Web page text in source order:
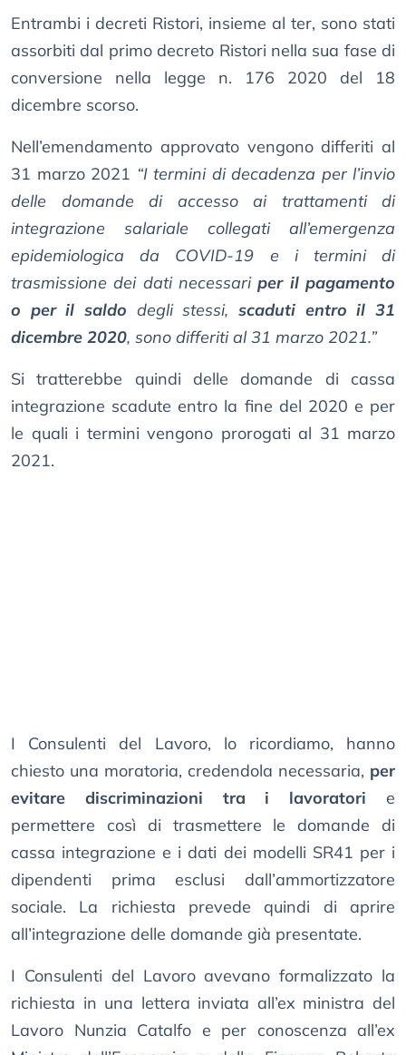
Entrambi i decreti Ristori, insieme al ter, sono stati
assorbiti dal primo decreto Ristori nella sua fase di
conversione nella legge n. 176 2020 del 18
dicembre scorso.
Nell’emendamento approvato vengono differiti al
31 marzo 2021 “I termini di decadenza per l’invio
delle domande di accesso ai trattamenti di
integrazione salariale collegati all’emergenza
epidemiologica da COVID-19 e i termini di
trasmissione dei dati necessariper il pagamento
o per il saldo degli stessi, scaduti entro il 31
dicembre 2020, sono differiti al 31 marzo 2021.”
Si tratterebbe quindi delle domande di cassa
integrazione scadute entro la fine del 2020 e per
le quali i termini vengono prorogati al 31 marzo
2021.
I Consulenti del Lavoro, lo ricordiamo, hanno
chiesto una moratoria, credendola necessaria, per
evitare discriminazioni tra i lavoratori e
permettere così di trasmettere le domande di
cassa integrazione e i dati dei modelli SR41 per i
dipendenti prima esclusi dall’ammortizzatore
sociale. La richiesta prevede quindi di aprire
all’integrazione delle domande già presentate.
I Consulenti del Lavoro avevano formalizzato la
richiesta in una lettera inviata all’ex ministra del
Lavoro Nunzia Catalfo e per conoscenza all’ex